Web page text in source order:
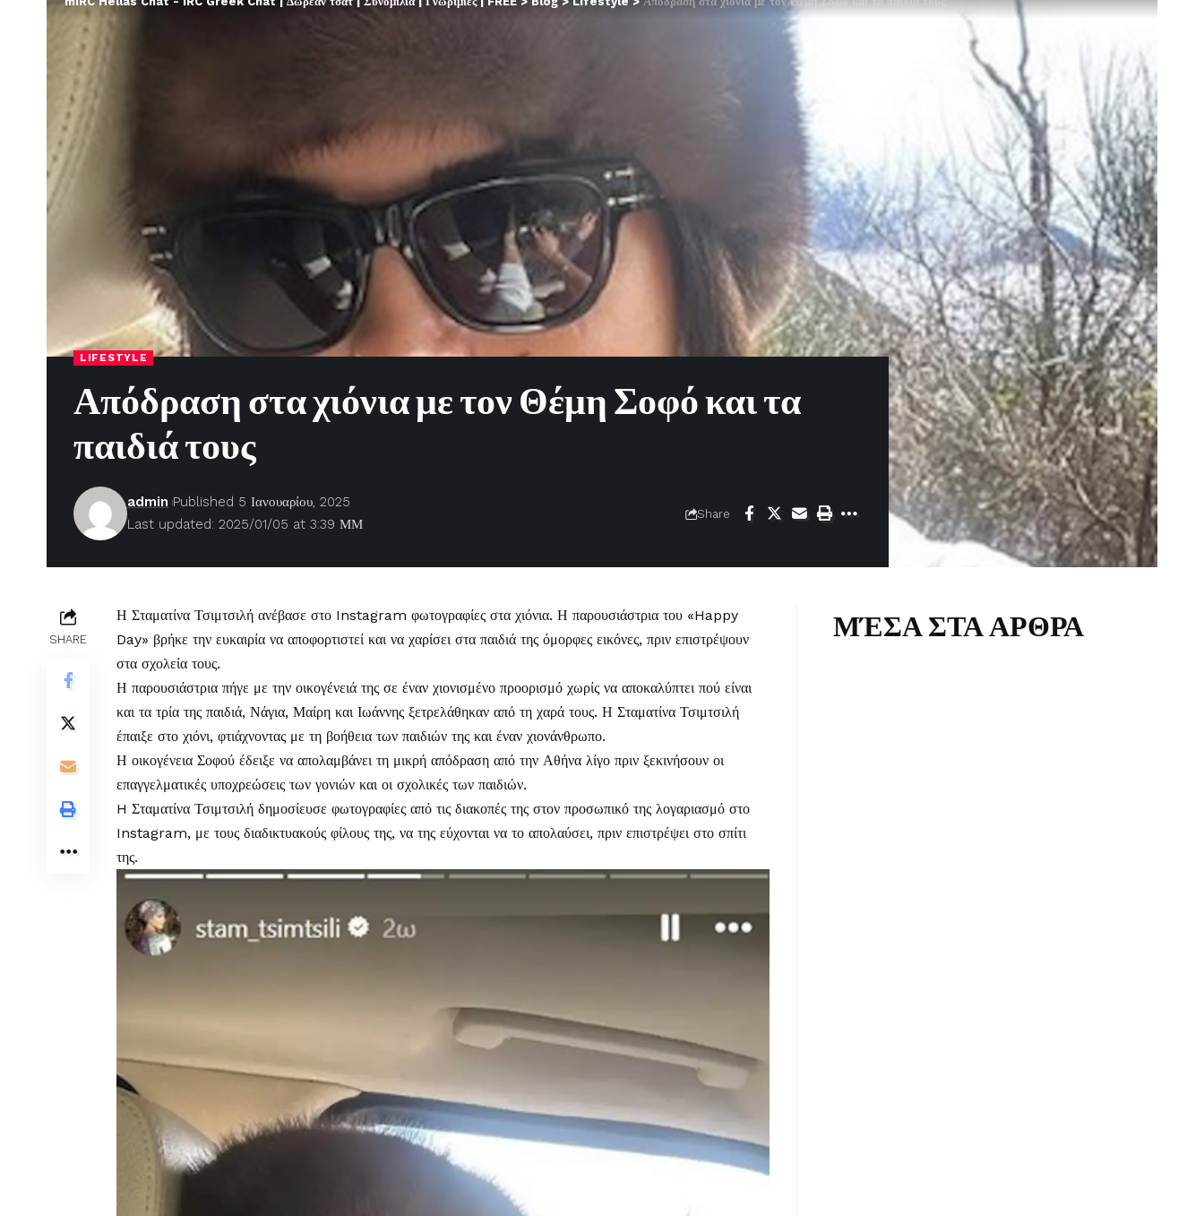
LIFESTYLE
Απόδραση στα χιόνια με τον Θέμη Σοφό και τα
παιδιά τους
Last updated: 2025/01/05 at 3:39 ΜΜ
admin Published 5 Ιανουαρίου, 2025
Share
SHARE
Η Σταματίνα Τσιμτσιλή ανέβασε στο Instagram φωτογραφίες στα χιόνια. Η παρουσιάστρια του «Happy
Day» βρήκε την ευκαιρία να αποφορτιστεί και να χαρίσει στα παιδιά της όμορφες εικόνες, πριν επιστρέψουν
στα σχολεία τους.
Η παρουσιάστρια πήγε με την οικογένειά της σε έναν χιονισμένο προορισμό χωρίς να αποκαλύπτει πού είναι
και τα τρία της παιδιά, Νάγια, Μαίρη και Ιωάννης ξετρελάθηκαν από τη χαρά τους. Η Σταματίνα Τσιμτσιλή
έπαιξε στο χιόνι, φτιάχνοντας με τη βοήθεια των παιδιών της και έναν χιονάνθρωπο.
Η οικογένεια Σοφού έδειξε να απολαμβάνει τη μικρή απόδραση από την Αθήνα λίγο πριν ξεκινήσουν οι
επαγγελματικές υποχρεώσεις των γονιών και οι σχολικές των παιδιών.
H Σταματίνα Τσιμτσιλή δημοσίευσε φωτογραφίες από τις διακοπές της στον προσωπικό της λογαριασμό στο
Instagram, με τους διαδικτυακούς φίλους της, να της εύχονται να το απολαύσει, πριν επιστρέψει στο σπίτι
της.
ΜΈΣΑ ΣΤΑ ΑΡΘΡΑ